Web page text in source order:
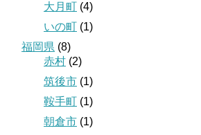
大月町
(4)
いの町
(1)
福岡県 (8)
赤村 (2)
筑後市 (1)
鞍手町
(1)
朝倉市 (1)